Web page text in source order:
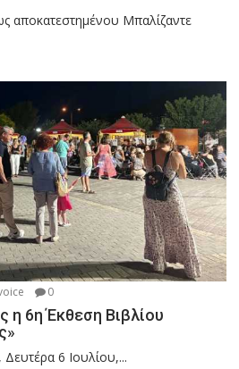
αποκατεστημένου Μπαλίζαντε
0
η 6η Έκθεση Βιβλίου
Δευτέρα 6 Ιουλίου,...